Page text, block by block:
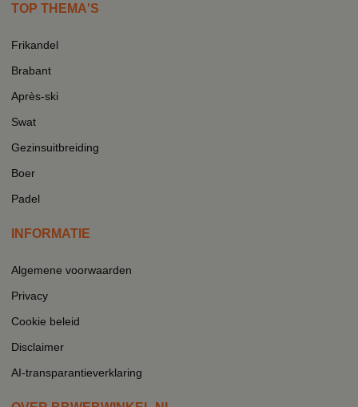
TOP THEMA'S
Frikandel
Brabant
Après-ski
Swat
Gezinsuitbreiding
Boer
Padel
INFORMATIE
Algemene voorwaarden
Privacy
Cookie beleid
Disclaimer
AI-transparantieverklaring